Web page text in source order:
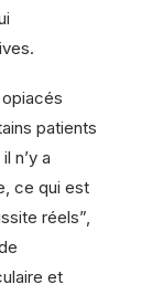
patients
n’y a
ce qui est
réels”,
et